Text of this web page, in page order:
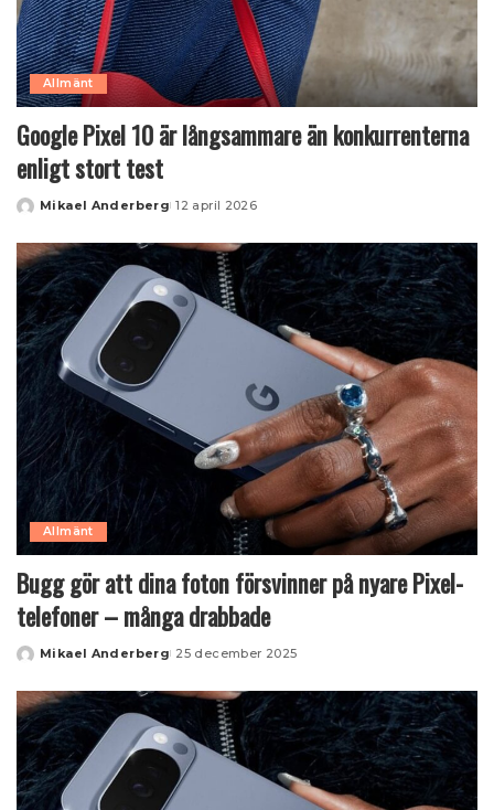
Allmänt
Google Pixel 10 är långsammare än konkurrenterna
enligt stort test
Posted
Mikael Anderberg 12 april 2026
Allmänt
Bugg gör att dina foton försvinner på nyare Pixel-
telefoner – många drabbade
Posted
Mikael Anderberg 25 december 2025